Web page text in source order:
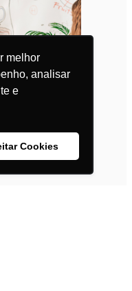
melhor
analisar
e
Cookies